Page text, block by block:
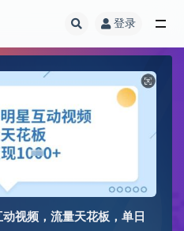
登录
视频，流量天花板，单日